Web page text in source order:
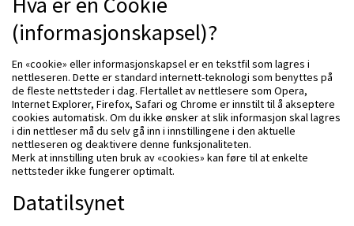
(informasjonskapsel)?
En «cookie» eller informasjonskapsel er en tekstfil som lagres i
nettleseren. Dette er standard internett-teknologi som benyttes på
de fleste nettsteder i dag. Flertallet av nettlesere som Opera,
Internet Explorer, Firefox, Safari og Chrome er innstilt til å akseptere
cookies automatisk. Om du ikke ønsker at slik informasjon skal lagres
i din nettleser må du selv gå inn i innstillingene i den aktuelle
nettleseren og deaktivere denne funksjonaliteten.
Merk at innstilling uten bruk av «cookies» kan føre til at enkelte
nettsteder ikke fungerer optimalt.
Datatilsynet